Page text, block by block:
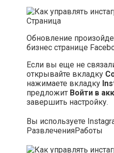
Обновление
бизнес странице
Если вы еще не
открывайте вкладку
нажимаете вкладку
предложит Войти в
завершить настройку.
Вы используете
РазвлеченияРаботы